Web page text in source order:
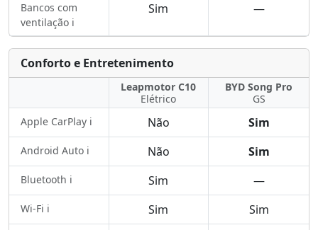
Bancos com
ventilação ℹ️
Sim —
Conforto e Entretenimento
Leapmotor C10
Elétrico
BYD Song Pro
GS
Apple CarPlay ℹ️
Não Sim
Android Auto ℹ️ Não Sim
Bluetooth ℹ️ Sim —
Wi-Fi ℹ️ Sim Sim